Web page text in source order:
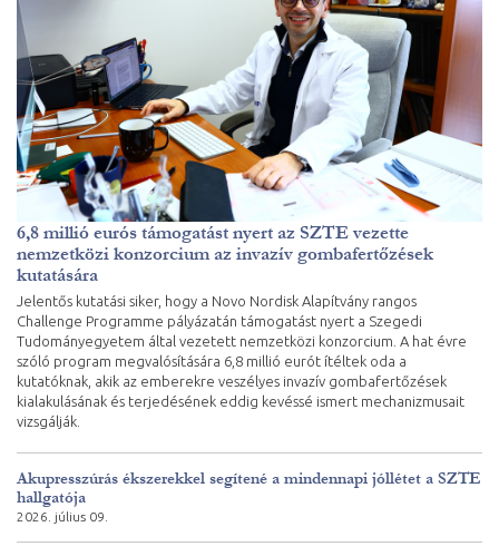
6,8 millió eurós támogatást nyert az SZTE vezette
nemzetközi konzorcium az invazív gombafertőzések
kutatására
Jelentős kutatási siker, hogy a Novo Nordisk Alapítvány rangos
Challenge Programme pályázatán támogatást nyert a Szegedi
Tudományegyetem által vezetett nemzetközi konzorcium. A hat évre
szóló program megvalósítására 6,8 millió eurót ítéltek oda a
kutatóknak, akik az emberekre veszélyes invazív gombafertőzések
kialakulásának és terjedésének eddig kevéssé ismert mechanizmusait
vizsgálják.
Akupresszúrás ékszerekkel segítené a mindennapi jóllétet a SZTE
hallgatója
2026. július 09.